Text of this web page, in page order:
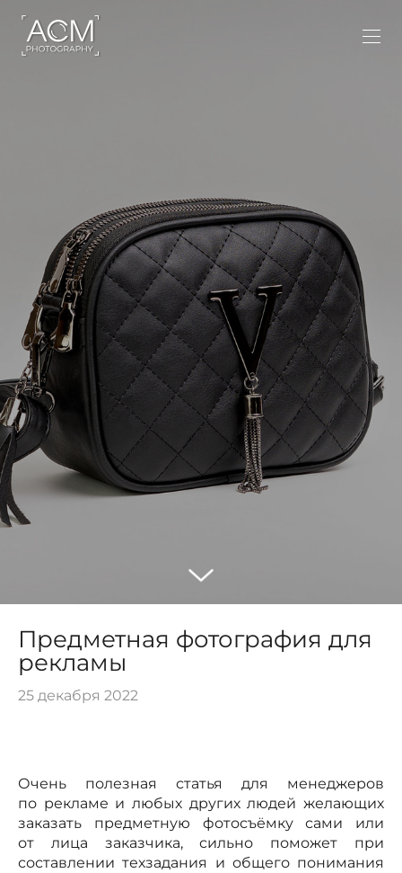
Предметная фотография для
рекламы
25 декабря 2022
Очень полезная статья для менеджеров
по рекламе и любых других людей желающих
заказать предметную фотосъёмку сами или
от лица заказчика, сильно поможет при
составлении техзадания и общего понимания